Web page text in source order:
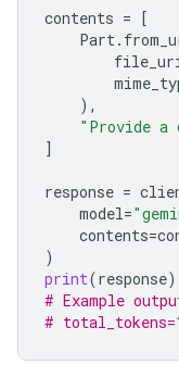
contents = [
Part.
),
"Provide
]
response =
model=
contents=
)
print(response)
# Example
#